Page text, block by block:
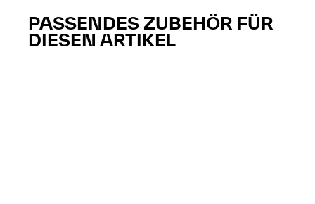
PASSENDES ZUBEHÖR FÜR
DIESEN ARTIKEL